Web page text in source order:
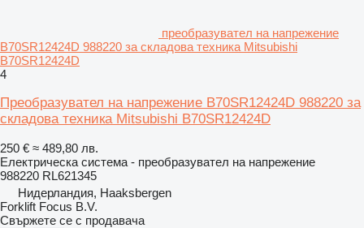
преобразувател на напрежение
B70SR12424D 988220 за складова техника Mitsubishi
B70SR12424D
4
Преобразувател на напрежение B70SR12424D 988220 за
складова техника Mitsubishi B70SR12424D
250 € ≈ 489,80 лв.
Електрическа система - преобразувател на напрежение
988220 RL621345
Нидерландия, Haaksbergen
Forklift Focus B.V.
Свържете се с продавача